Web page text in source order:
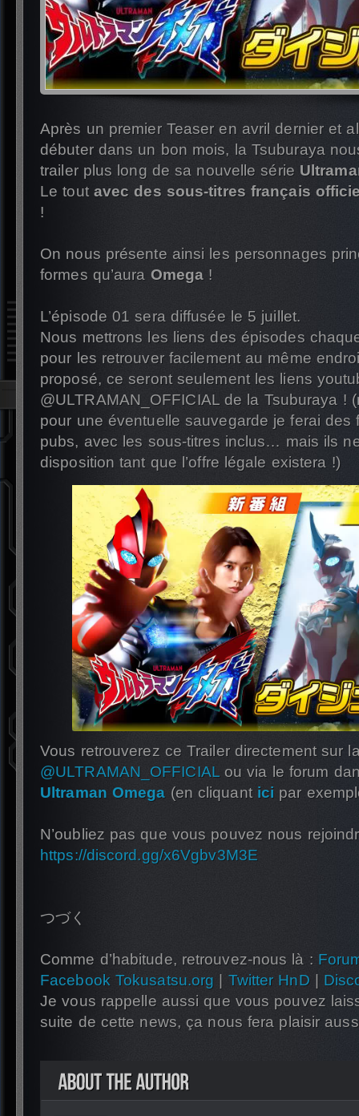
Après un premier Teaser en avril dernier et
débuter dans un bon mois, la Tsuburaya
trailer plus long de sa nouvelle série
Le tout avec des sous-titres français
!
On nous présente ainsi les personnages
formes qu’aura Omega !
L’épisode 01 sera diffusée le 5 juillet.
Nous mettrons les liens des épisodes
pour les retrouver facilement au même
proposé, ce seront seulement les liens
@ULTRAMAN_OFFICIAL de la Tsuburaya !
pour une éventuelle sauvegarde je ferai des
pubs, avec les sous-titres inclus… mais ils
disposition tant que l’offre légale existera !)
Vous retrouverez ce Trailer directement sur
@ULTRAMAN_OFFICIALou via le forum
Ultraman Omega (en cliquant ici par
N’oubliez pas que vous pouvez nous
https://discord.gg/x6Vgbv3M3E
つづく
Comme d’habitude, retrouvez-nous là :
Facebook Tokusatsu.org | Twitter HnD |
Je vous rappelle aussi que vous pouvez
suite de cette news, ça nous fera plaisir